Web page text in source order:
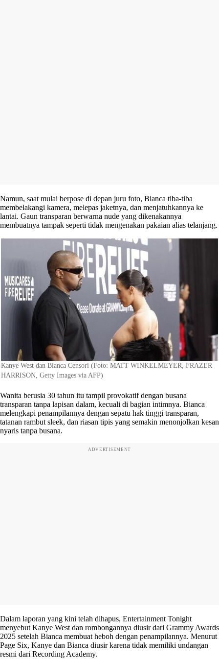
Namun, saat mulai berpose di depan juru foto, Bianca tiba-tiba
membelakangi kamera, melepas jaketnya, dan menjatuhkannya ke
lantai. Gaun transparan berwarna nude yang dikenakannya
membuatnya tampak seperti tidak mengenakan pakaian alias telanjang.
Kanye West dan Bianca Censori (Foto: MATT WINKELMEYER, FRAZER
HARRISON, Getty Images via AFP)
Wanita berusia 30 tahun itu tampil provokatif dengan busana
transparan tanpa lapisan dalam, kecuali di bagian intimnya. Bianca
melengkapi penampilannya dengan sepatu hak tinggi transparan,
tatanan rambut sleek, dan riasan tipis yang semakin menonjolkan kesan
nyaris tanpa busana.
ADVERTISEMENT
Dalam laporan yang kini telah dihapus, Entertainment Tonight
menyebut Kanye West dan rombongannya diusir dari Grammy Awards
2025 setelah Bianca membuat heboh dengan penampilannya. Menurut
Page Six, Kanye dan Bianca diusir karena tidak memiliki undangan
resmi dari Recording Academy.